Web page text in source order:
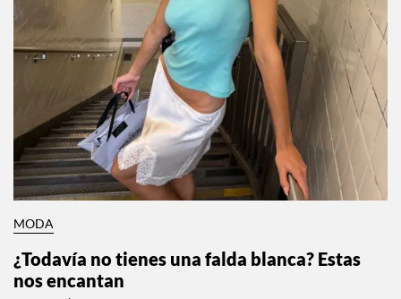
MODA
¿Todavía no tienes una falda blanca? Estas
nos encantan